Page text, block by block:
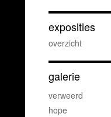
exposities
overzicht
galerie
verweerd
hope